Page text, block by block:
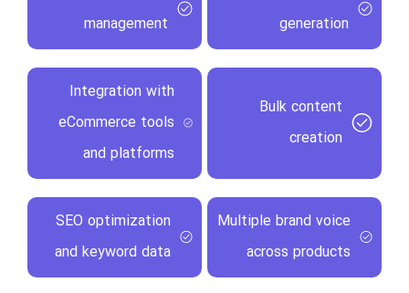
generation
management
Bulk content
creation
Integration with
eCommerce tools
and platforms
Multiple brand voice
across products
SEO optimization
and keyword data